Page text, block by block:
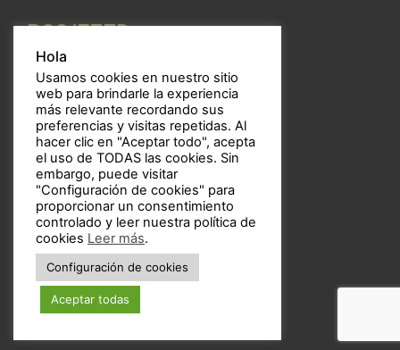
RSS/FEED
Bulbos
Copyright © 2021 Bulbos
Hola
Usamos cookies en nuestro sitio
web para brindarle la experiencia
más relevante recordando sus
preferencias y visitas repetidas. Al
hacer clic en "Aceptar todo", acepta
el uso de TODAS las cookies. Sin
embargo, puede visitar
"Configuración de cookies" para
proporcionar un consentimiento
controlado y leer nuestra política de
cookies Leer más.
Configuración de cookies
Aceptar todas